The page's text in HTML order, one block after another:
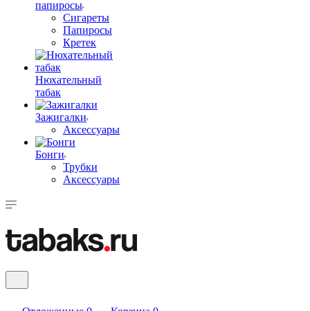
папиросы
Сигареты
Папиросы
Кретек
Нюхательный
табак
Зажигалки
Аксессуары
Бонги
Трубки
Аксессуары